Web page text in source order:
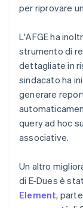
per riprovare
L'AFGE ha
strumento di
dettagliate in
sindacato ha
generare
query ad hoc
associative.
Un altro
di E-Dues è
Element,